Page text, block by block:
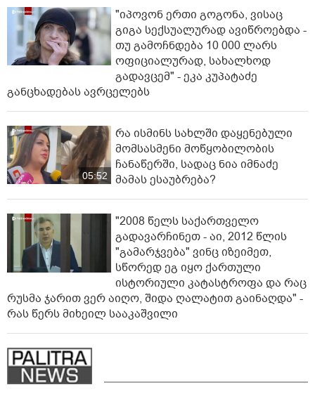
"იპოვონ ერთი გოგონა, ვისაც
გიგა სექსუალურად ავიწროებდა -
თუ გამოჩნდება 10 000 ლარს
ოფიციალურად, სახალხოდ
გადავცემ" - ეკა კუპატაძე
განცხადებას ავრცელებს
05:52
რა ისმინს სახლში დაყენებული
მომსასმენი მოწყობილობის
ჩანაწერში, სადაც ნია იმნაძე
მამას ესაუბრება?
"2008 წელს საქართველო
გადავარჩინეთ - აი, 2012 წლის
"გამარჯვება" ვინც იზეიმეთ,
სწორედ ეგ იყო ქართული
ისტორიული კატასტროფა და რაც
რუსმა ჯარით ვერ აიღო, შიდა ღალატით გაინაღდა" -
რას წერს მიხეილ სააკაშვილი